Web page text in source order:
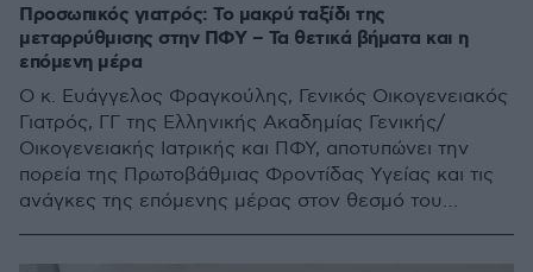
Προσωπικός γιατρός: Το μακρύ ταξίδι της
μεταρρύθμισης στην ΠΦΥ – Τα θετικά βήματα και η
επόμενη μέρα
Ο κ. Ευάγγελος Φραγκούλης, Γενικός Οικογενειακός
Γιατρός, ΓΓ της Ελληνικής Ακαδημίας Γενικής/
Οικογενειακής Ιατρικής και ΠΦΥ, αποτυπώνει την
πορεία της Πρωτοβάθμιας Φροντίδας Υγείας και τις
ανάγκες της επόμενης μέρας στον θεσμό του